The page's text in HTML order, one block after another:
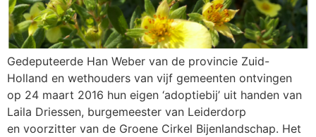
Gedeputeerde Han Weber van de provincie Zuid-
Holland en wethouders van vijf gemeenten ontvingen
op 24 maart 2016 hun eigen ‘adoptiebij’ uit handen van
Laila Driessen, burgemeester van Leiderdorp
en voorzitter van de Groene Cirkel Bijenlandschap. Het